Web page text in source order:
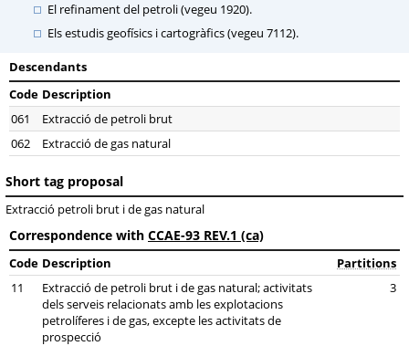
El refinament del petroli (vegeu 1920).
Els estudis geofísics i cartogràfics (vegeu 7112).
Descendants
Code Description
061
Extracció de petroli brut
062
Extracció de gas natural
Short tag proposal
Extracció petroli brut i de gas natural
Correspondence with CCAE-93 REV.1 (ca)
Code Description
Partitions
11
Extracció de petroli brut i de gas natural; activitats
dels serveis relacionats amb les explotacions
petrolíferes i de gas, excepte les activitats de
prospecció
3